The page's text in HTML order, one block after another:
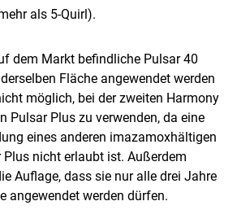
als 5-Quirl).
dem Markt befindliche Pulsar 40
Fläche angewendet werden
möglich, bei der zweiten Harmony
Pulsar Plus zu verwenden, da eine
eines anderen imazamoxhältigen
nicht erlaubt ist. Außerdem
Auflage, dass sie nur alle drei Jahre
angewendet werden dürfen.